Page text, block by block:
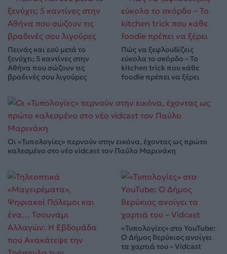
Πεινάς και εσύ μετά το
ξενύχτι; 5 καντίνες στην
Αθήνα που σώζουν τις
βραδινές σου λιγούρες
Πώς να ξεφλουδίζεις
εύκολα το σκόρδο – Το
kitchen trick που κάθε
foodie πρέπει να ξέρει
Οι «Τυπολογίες» περνούν στην εικόνα, έχοντας ως πρώτο
καλεσμένο στο νέο vidcast τον Παύλο Μαρινάκη
«Τυπολογίες» στο YouTube:
Ο Δήμος Βερύκιος ανοίγει
τα χαρτιά του – Vidcast